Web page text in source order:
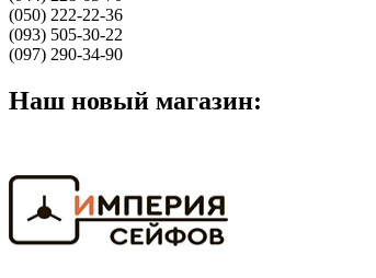
(050) 222-22-36
(093) 505-30-22
(097) 290-34-90
Наш новый магазин: